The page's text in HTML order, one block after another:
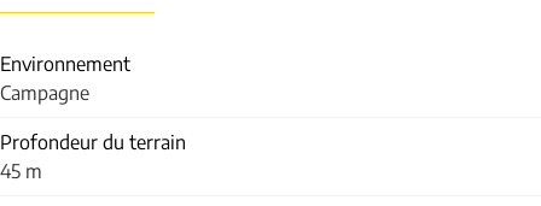
Environnement
Campagne
Profondeur du terrain
45 m